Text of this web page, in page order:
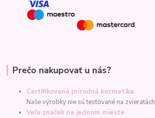
Prečo nakupovať u nás?
Certifikovaná prírodná kozmetika
Naše výrobky nie sú testované na zvieratách
Veľa značek na jednom mieste